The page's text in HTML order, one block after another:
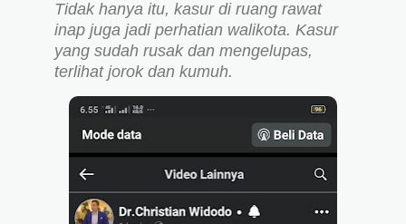
Tidak hanya itu, kasur di ruang rawat
inap juga jadi perhatian walikota. Kasur
yang sudah rusak dan mengelupas,
terlihat jorok dan kumuh.